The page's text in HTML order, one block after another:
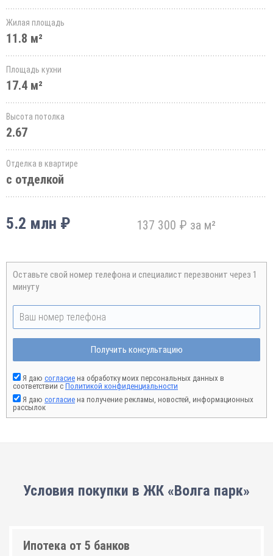
Жилая площадь
11.8 м²
Площадь кухни
17.4 м²
Высота потолка
2.67
Отделка в квартире
с отделкой
5.2 млн ₽ 137 300 ₽ за м²
Оставьте свой номер телефона и специалист перезвонит через 1
минуту
Получить консультацию
Я даю согласие на обработку моих персональных данных в
соответствии с Политикой конфиденциальности
Я даю согласие на получение рекламы, новостей, информационных
рассылок
Условия покупки в ЖК «Волга парк»
Ипотека от 5 банков